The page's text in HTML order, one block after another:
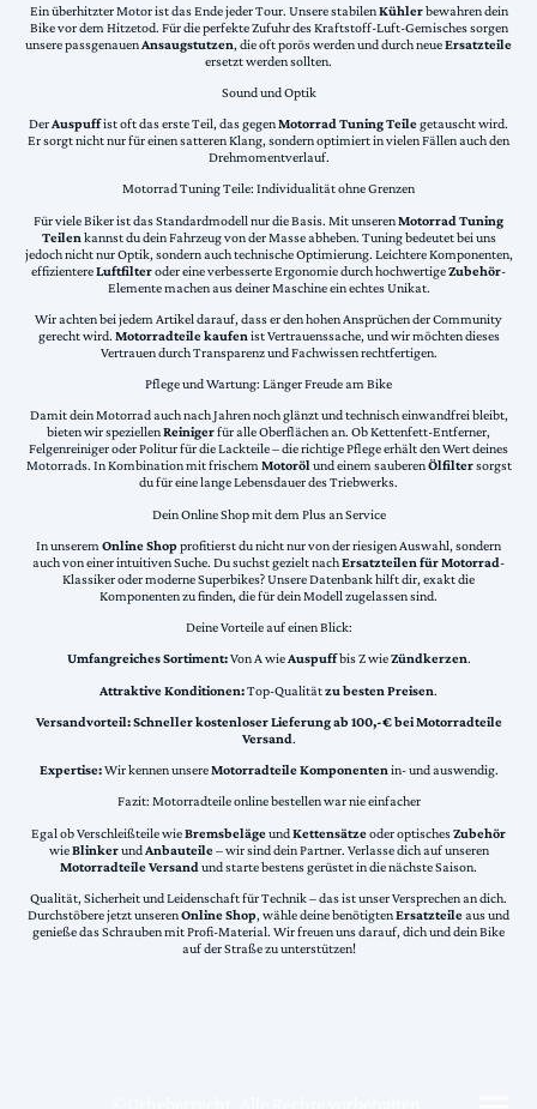
Ein überhitzter Motor ist das Ende jeder Tour. Unsere stabilenKühlerbewahren dein
Bike vor dem Hitzetod. Für die perfekte Zufuhr des Kraftstoff-Luft-Gemisches sorgen
unsere passgenauenAnsaugstutzen, die oft porös werden und durch neueErsatzteile
ersetzt werden sollten.
Sound und Optik
DerAuspuffist oft das erste Teil, das gegenMotorrad Tuning Teilegetauscht wird.
Er sorgt nicht nur für einen satteren Klang, sondern optimiert in vielen Fällen auch den
Drehmomentverlauf.
Motorrad Tuning Teile: Individualität ohne Grenzen
Für viele Biker ist das Standardmodell nur die Basis. Mit unserenMotorrad Tuning
Teilen kannst du dein Fahrzeug von der Masse abheben. Tuning bedeutet bei uns
jedoch nicht nur Optik, sondern auch technische Optimierung. Leichtere Komponenten,
effizientereLuftfilteroder eine verbesserte Ergonomie durch hochwertigeZubehör-
Elemente machen aus deiner Maschine ein echtes Unikat.
Wir achten bei jedem Artikel darauf, dass er den hohen Ansprüchen der Community
gerecht wird. Motorradteile kaufen ist Vertrauenssache, und wir möchten dieses
Vertrauen durch Transparenz und Fachwissen rechtfertigen.
Pflege und Wartung: Länger Freude am Bike
Damit dein Motorrad auch nach Jahren noch glänzt und technisch einwandfrei bleibt,
bieten wir speziellenReinigerfür alle Oberflächen an. Ob Kettenfett-Entferner,
Felgenreiniger oder Politur für die Lackteile – die richtige Pflege erhält den Wert deines
Motorrads. In Kombination mit frischemMotorölund einem sauberenÖlfiltersorgst
du für eine lange Lebensdauer des Triebwerks.
Dein Online Shop mit dem Plus an Service
In unserem Online Shopprofitierst du nicht nur von der riesigen Auswahl, sondern
auch von einer intuitiven Suche. Du suchst gezielt nachErsatzteilen für Motorrad-
Klassiker oder moderne Superbikes? Unsere Datenbank hilft dir, exakt die
Komponenten zu finden, die für dein Modell zugelassen sind.
Deine Vorteile auf einen Blick:
Umfangreiches Sortiment:Von A wieAuspuffbis Z wieZündkerzen.
Attraktive Konditionen:Top-Qualitätzu besten Preisen.
Versandvorteil:Schneller kostenloser Lieferung ab 100,-€ bei Motorradteile
Versand.
Expertise:Wir kennen unsereMotorradteile Komponentenin- und auswendig.
Fazit: Motorradteile online bestellen war nie einfacher
Egal ob Verschleißteile wieBremsbelägeundKettensätzeoder optischesZubehör
wieBlinkerundAnbauteile– wir sind dein Partner. Verlasse dich auf unseren
Motorradteile Versand und starte bestens gerüstet in die nächste Saison.
Qualität, Sicherheit und Leidenschaft für Technik – das ist unser Versprechen an dich.
Durchstöbere jetzt unserenOnline Shop, wähle deine benötigtenErsatzteileaus und
genieße das Schrauben mit Profi-Material. Wir freuen uns darauf, dich und dein Bike
auf der Straße zu unterstützen!